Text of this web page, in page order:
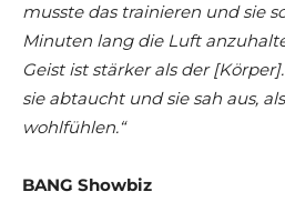
musste das trainieren und sie
Minuten lang die Luft
Geist ist stärker als der
sie abtaucht und sie sah aus,
wohlfühlen.“
BANG Showbiz